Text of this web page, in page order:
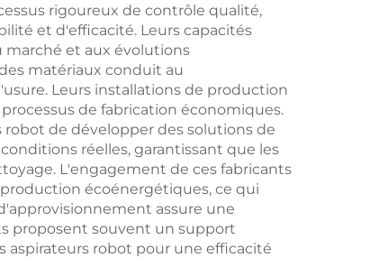
Tissu, Brosse de
bord, Sac à poussière
et consommables
rigoureux de contrôle qualité,
et d'efficacité. Leurs capacités
et aux évolutions
matériaux conduit au
Leurs installations de production
de fabrication économiques.
de développer des solutions de
réelles, garantissant que les
L'engagement de ces fabricants
écoénergétiques, ce qui
assure une
proposent souvent un support
aspirateurs robot pour une efficacité